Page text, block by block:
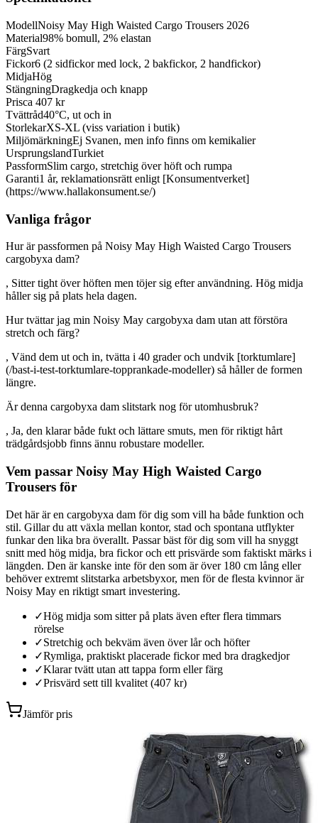
ModellNoisy May High Waisted Cargo Trousers 2026
Material98% bomull, 2% elastan
FärgSvart
Fickor6 (2 sidfickor med lock, 2 bakfickor, 2 handfickor)
MidjaHög
StängningDragkedja och knapp
Prisca 407 kr
Tvättråd40°C, ut och in
StorlekarXS-XL (viss variation i butik)
MiljömärkningEj Svanen, men info finns om kemikalier
UrsprungslandTurkiet
PassformSlim cargo, stretchig över höft och rumpa
Garanti1 år, reklamationsrätt enligt [Konsumentverket]
(https://www.hallakonsument.se/)
Vanliga frågor
Hur är passformen på Noisy May High Waisted Cargo Trousers
cargobyxa dam?
, Sitter tight över höften men töjer sig efter användning. Hög midja
håller sig på plats hela dagen.
Hur tvättar jag min Noisy May cargobyxa dam utan att förstöra
stretch och färg?
, Vänd dem ut och in, tvätta i 40 grader och undvik [torktumlare]
(/bast-i-test-torktumlare-topprankade-modeller) så håller de formen
längre.
Är denna cargobyxa dam slitstark nog för utomhusbruk?
, Ja, den klarar både fukt och lättare smuts, men för riktigt hårt
trädgårdsjobb finns ännu robustare modeller.
Vem passar Noisy May High Waisted Cargo
Trousers för
Det här är en cargobyxa dam för dig som vill ha både funktion och
stil. Gillar du att växla mellan kontor, stad och spontana utflykter
funkar den lika bra överallt. Passar bäst för dig som vill ha snyggt
snitt med hög midja, bra fickor och ett prisvärde som faktiskt märks i
längden. Den är kanske inte för den som är över 180 cm lång eller
behöver extremt slitstarka arbetsbyxor, men för de flesta kvinnor är
Noisy May en riktigt smart investering.
✓Hög midja som sitter på plats även efter flera timmars
rörelse
✓Stretchig och bekväm även över lår och höfter
✓Rymliga, praktiskt placerade fickor med bra dragkedjor
✓Klarar tvätt utan att tappa form eller färg
✓Prisvärd sett till kvalitet (407 kr)
Jämför pris